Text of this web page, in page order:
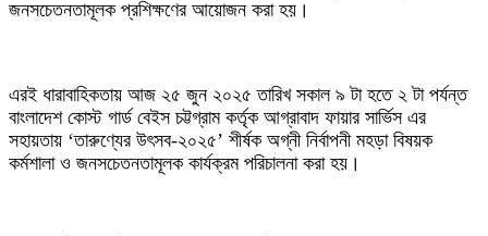
জনসচেতনতামূলক প্রশিক্ষণের আয়োজন করা হয়।
এরই ধারাবাহিকতায় আজ ২৫ জুন ২০২৫ তারিখ সকাল ৯ টা হতে ২ টা পর্যন্ত
বাংলাদেশ কোস্ট গার্ড বেইস চট্টগ্রাম কর্তৃক আগ্রাবাদ ফায়ার সার্ভিস এর
সহায়তায় ‘তারুণ্যের উৎসব-২০২৫’ শীর্ষক অগ্নী নির্বাপনী মহড়া বিষয়ক
কর্মশালা ও জনসচেতনতামূলক কার্যক্রম পরিচালনা করা হয়।